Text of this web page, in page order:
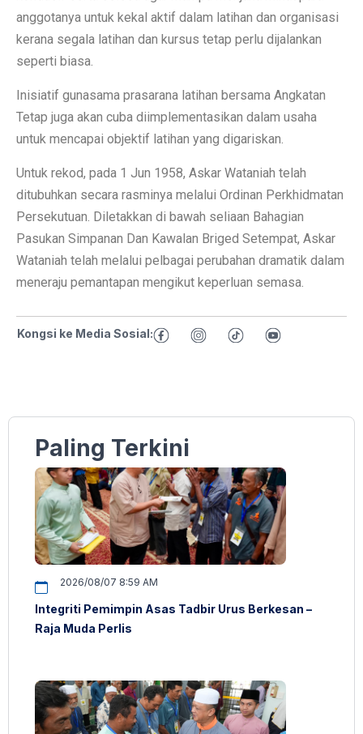
anggotanya untuk kekal aktif dalam latihan dan organisasi
kerana segala latihan dan kursus tetap perlu dijalankan
seperti biasa.
Inisiatif gunasama prasarana latihan bersama Angkatan
Tetap juga akan cuba diimplementasikan dalam usaha
untuk mencapai objektif latihan yang digariskan.
Untuk rekod, pada 1 Jun 1958, Askar Wataniah telah
ditubuhkan secara rasminya melalui Ordinan Perkhidmatan
Persekutuan. Diletakkan di bawah seliaan Bahagian
Pasukan Simpanan Dan Kawalan Briged Setempat, Askar
Wataniah telah melalui pelbagai perubahan dramatik dalam
meneraju pemantapan mengikut keperluan semasa.
Kongsi ke Media Sosial:
Paling Terkini
2026/08/07 8:59 AM
Integriti Pemimpin Asas Tadbir Urus Berkesan –
Raja Muda Perlis